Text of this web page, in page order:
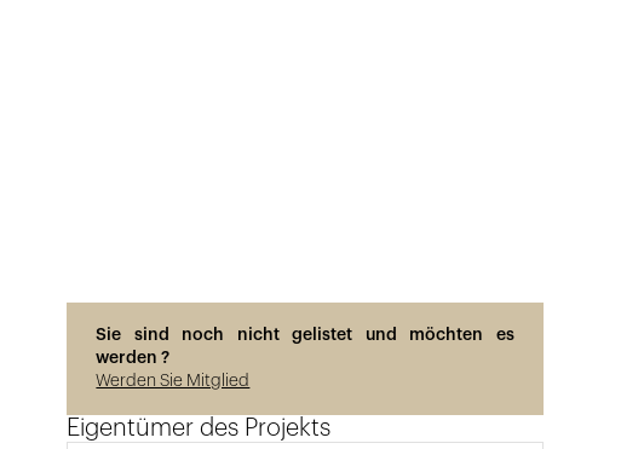
Sie sind noch nicht gelistet und möchten es
werden ?
Werden Sie Mitglied
Eigentümer des Projekts